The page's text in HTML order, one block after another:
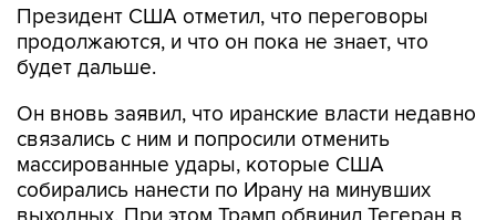
Президент США отметил, что переговоры
продолжаются, и что он пока не знает, что
будет дальше.
Он вновь заявил, что иранские власти недавно
связались с ним и попросили отменить
массированные удары, которые США
собирались нанести по Ирану на минувших